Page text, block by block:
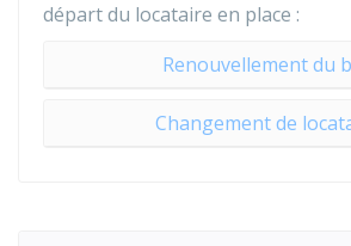
départ du locataire en place :
Renouvellement du
Changement de